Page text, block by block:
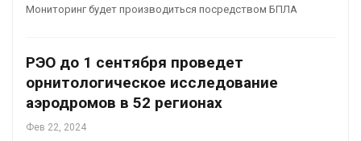
Мониторинг будет производиться посредством БПЛА
РЭО до 1 сентября проведет
орнитологическое исследование
аэродромов в 52 регионах
Фев 22, 2024